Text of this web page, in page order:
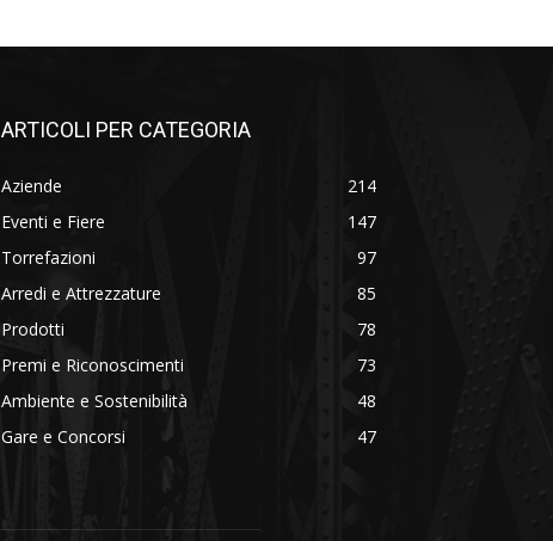
ARTICOLI PER CATEGORIA
Aziende
214
Eventi e Fiere
147
Torrefazioni
97
Arredi e Attrezzature
85
Prodotti
78
Premi e Riconoscimenti
73
Ambiente e Sostenibilità
48
Gare e Concorsi
47